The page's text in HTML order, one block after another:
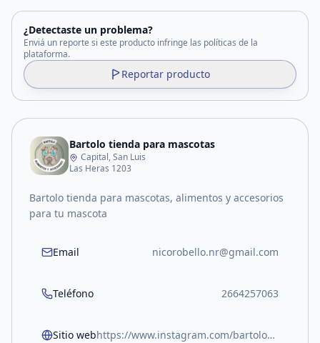
¿Detectaste un problema?
Enviá un reporte si este producto infringe las políticas de la
plataforma.
Reportar producto
Bartolo tienda para mascotas
Capital, San Luis
Las Heras 1203
Bartolo tienda para mascotas, alimentos y accesorios
para tu mascota
Email nicorobello.nr@gmail.com
Teléfono 2664257063
Sitio web https://www.instagram.com/bartolo_alimentos?igsh=cHM5NHlxemEwZ2pv&utm_source=qr